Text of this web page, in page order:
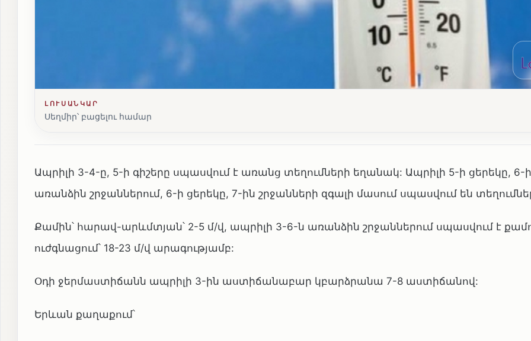
ԼՈՒՍԱՆԿԱՐ
Սեղմիր՝ բացելու համար
Ապրիլի 3-4-ը, 5-ի գիշերը սպասվում է առանց տեղումների եղանակ: Ապրիլի 5-ի ցերեկը, 6-ի
առանձին շրջաններում, 6-ի ցերեկը, 7-ին շրջանների զգալի մասում սպասվում են
Քամին՝ հարավ-արևմտյան՝ 2-5 մ/վ, ապրիլի 3-6-ն առանձին շրջաններում սպասվում է
ուժգնացում՝ 18-23 մ/վ արագությամբ:
Օդի ջերմաստիճանն ապրիլի 3-ին աստիճանաբար կբարձրանա 7-8 աստիճանով:
Երևան քաղաքում՝